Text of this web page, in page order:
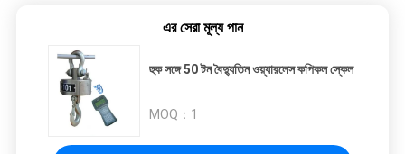
এর সেরা মূল্য পান
হুক সঙ্গে 50 টন বৈদ্যুতিন ওয়্যারলেস কপিকল স্কেল
MOQ： 1